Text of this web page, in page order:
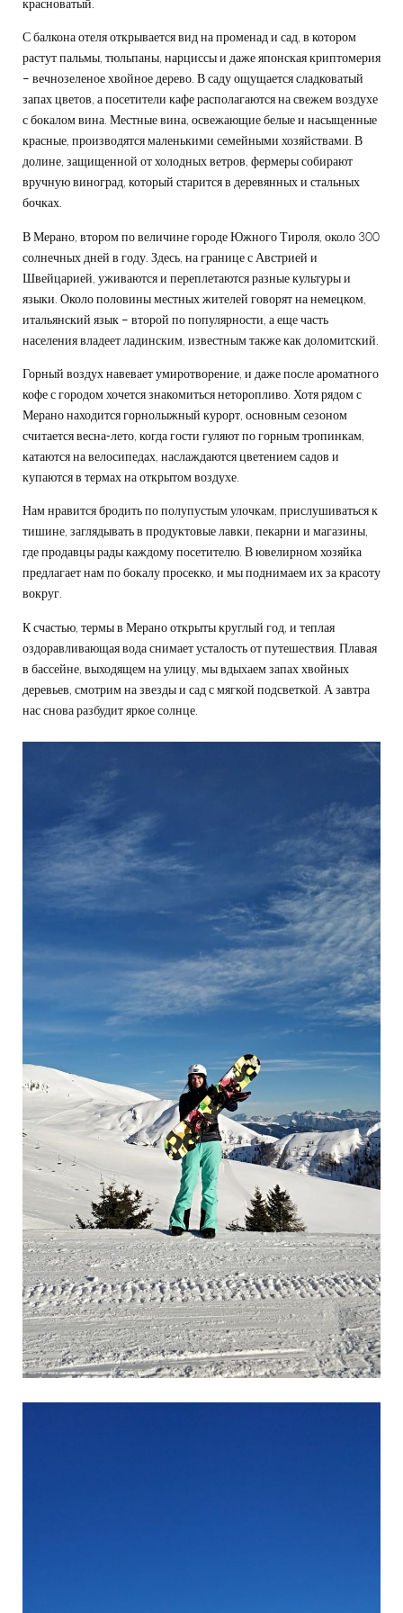
красноватый.
С балкона отеля открывается вид на променад и сад, в котором
растут пальмы, тюльпаны, нарциссы и даже японская криптомерия
– вечнозеленое хвойное дерево. В саду ощущается сладковатый
запах цветов, а посетители кафе располагаются на свежем воздухе
с бокалом вина. Местные вина, освежающие белые и насыщенные
красные, производятся маленькими семейными хозяйствами. В
долине, защищенной от холодных ветров, фермеры собирают
вручную виноград, который старится в деревянных и стальных
бочках.
В Мерано, втором по величине городе Южного Тироля, около 300
солнечных дней в году. Здесь, на границе с Австрией и
Швейцарией, уживаются и переплетаются разные культуры и
языки. Около половины местных жителей говорят на немецком,
итальянский язык – второй по популярности, а еще часть
населения владеет ладинским, известным также как доломитский.
Горный воздух навевает умиротворение, и даже после ароматного
кофе с городом хочется знакомиться неторопливо. Хотя рядом с
Мерано находится горнолыжный курорт, основным сезоном
считается весна-лето, когда гости гуляют по горным тропинкам,
катаются на велосипедах, наслаждаются цветением садов и
купаются в термах на открытом воздухе.
Нам нравится бродить по полупустым улочкам, прислушиваться к
тишине, заглядывать в продуктовые лавки, пекарни и магазины,
где продавцы рады каждому посетителю. В ювелирном хозяйка
предлагает нам по бокалу просекко, и мы поднимаем их за красоту
вокруг.
К счастью, термы в Мерано открыты круглый год, и теплая
оздоравливающая вода снимает усталость от путешествия. Плавая
в бассейне, выходящем на улицу, мы вдыхаем запах хвойных
деревьев, смотрим на звезды и сад с мягкой подсветкой. А завтра
нас снова разбудит яркое солнце.